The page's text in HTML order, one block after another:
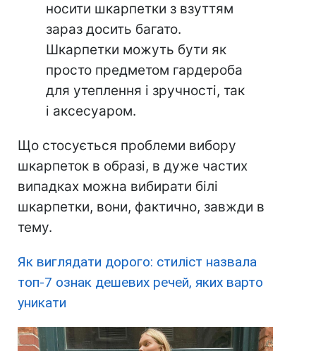
носити шкарпетки з взуттям
зараз досить багато.
Шкарпетки можуть бути як
просто предметом гардероба
для утеплення і зручності, так
і аксесуаром.
Що стосується проблеми вибору
шкарпеток в образі, в дуже частих
випадках можна вибирати білі
шкарпетки, вони, фактично, завжди в
тему.
Як виглядати дорого: стиліст назвала
топ-7 ознак дешевих речей, яких варто
уникати